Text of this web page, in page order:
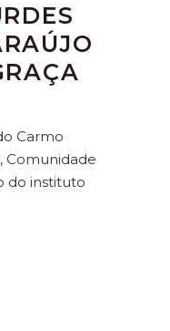
Carmo
Comunidade
do instituto